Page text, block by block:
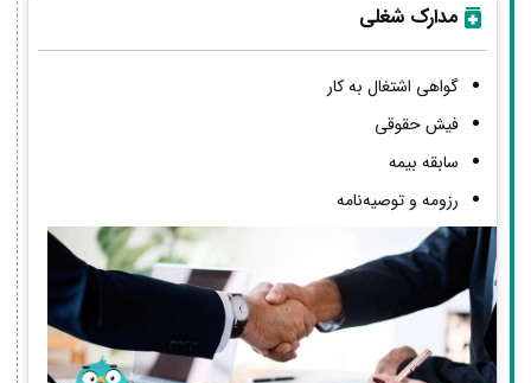
مدارک شغلی
گواهی اشتغال به کار
فیش حقوقی
سابقه بیمه
رزومه و توصیه‌نامه